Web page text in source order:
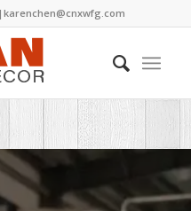
karenchen@cnxwfg.com